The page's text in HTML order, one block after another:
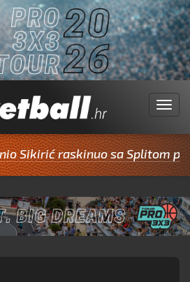
Menu
raskinuo sa Splitom pa